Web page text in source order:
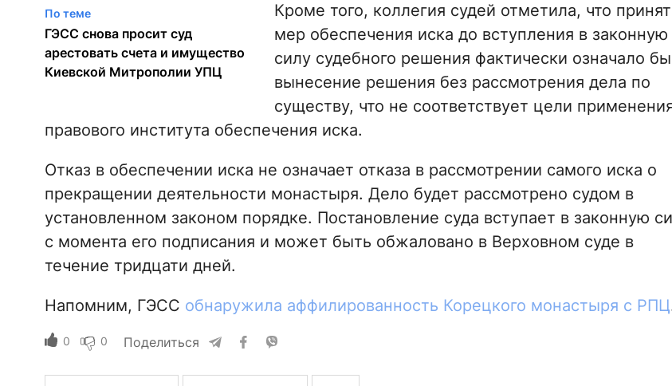
По теме
ГЭСС снова просит суд
арестовать счета и имущество
Киевской Митрополии УПЦ
Кроме того, коллегия судей отметила, что
мер обеспечения иска до вступления в законную
силу судебного решения фактически означало бы
вынесение решения без рассмотрения дела по
существу, что не соответствует цели
правового института обеспечения иска.
Отказ в обеспечении иска не означает отказа в рассмотрении самого иска о
прекращении деятельности монастыря. Дело будет рассмотрено судом в
установленном законом порядке. Постановление суда вступает в законную
с момента его подписания и может быть обжаловано в Верховном суде в
течение тридцати дней.
Напомним, ГЭСС обнаружила аффилированность Корецкого монастыря с РПЦ
0 0 Поделиться